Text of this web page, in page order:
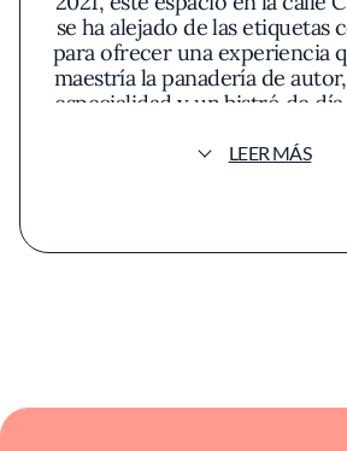
se ha alejado de las etiquetas
para ofrecer una experiencia
maestría la panadería de
especialidad y un bistró de
Londres y experiencia junto
LEER MÁS